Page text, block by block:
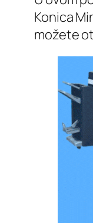
Konica
možete